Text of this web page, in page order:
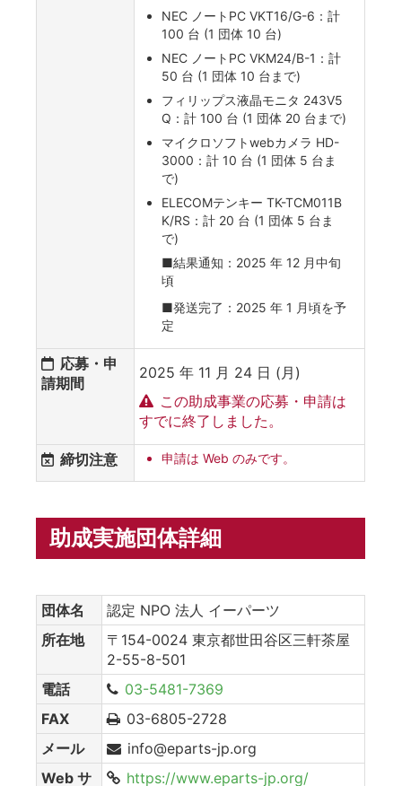
NEC ノートPC VKT16/G-6：計
100 台 (1 団体 10 台)
NEC ノートPC VKM24/B-1：計
50 台 (1 団体 10 台まで)
フィリップス液晶モニタ 243V5
Q：計 100 台 (1 団体 20 台まで)
マイクロソフトwebカメラ HD-
3000：計 10 台 (1 団体 5 台ま
で)
ELECOMテンキー TK-TCM011B
K/RS：計 20 台 (1 団体 5 台ま
で)
■結果通知：2025 年 12 月中旬
頃
■発送完了：2025 年 1 月頃を予
定
応募・申
請期間
2025 年 11 月 24 日 (月)
この助成事業の応募・申請は
すでに終了しました。
締切注意 申請は Web のみです。
助成実施団体詳細
団体名
認定 NPO 法人 イーパーツ
所在地
〒154-0024 東京都世田谷区三軒茶屋
2-55-8-501
電話
03-5481-7369
FAX
03-6805-2728
メール
info@eparts-jp.org
Web サ
https://www.eparts-jp.org/